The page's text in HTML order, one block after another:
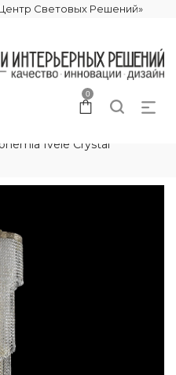
Световых Решений»
0
Ivele Crystal